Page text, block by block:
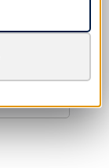
6,09 € *